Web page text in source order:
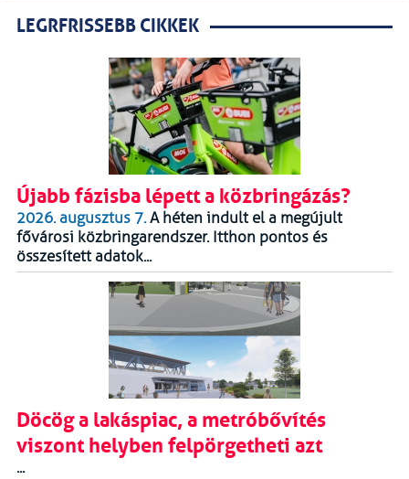
LEGRFRISSEBB CIKKEK
Újabb fázisba lépett a közbringázás?
2026. augusztus 7.A héten indult el a megújult
fővárosi közbringarendszer. Itthon pontos és
összesített adatok...
Döcög a lakáspiac, a metróbővítés
viszont helyben felpörgetheti azt
...